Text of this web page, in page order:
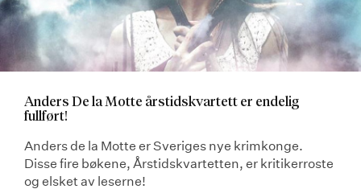
Anders De la Motte årstidskvartett er endelig
fullført!
Anders de la Motte er Sveriges nye krimkonge.
Disse fire bøkene, Årstidskvartetten, er kritikerroste
og elsket av leserne!